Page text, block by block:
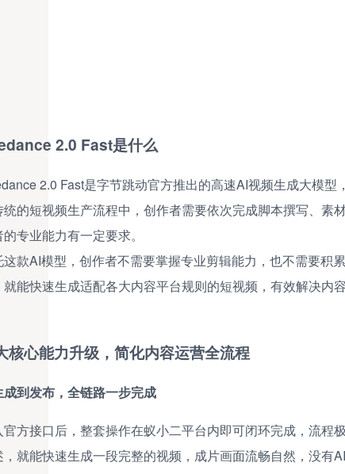
2.0 Fast是什么
2.0 Fast是字节跳动官方推出的高速AI视频生成大模型
统的短视频生产流程中，创作者需要依次完成脚本撰写、
专业能力有一定要求。
这款AI模型，创作者不需要掌握专业剪辑能力，也不需要积
能快速生成适配各大内容平台规则的短视频，有效解决内
核心能力升级，简化内容运营全流程
成到发布，全链路一步完成
官方接口后，整套操作在蚁小二平台内即可闭环完成，流
，就能快速生成一段完整的视频，成片画面流畅自然，没